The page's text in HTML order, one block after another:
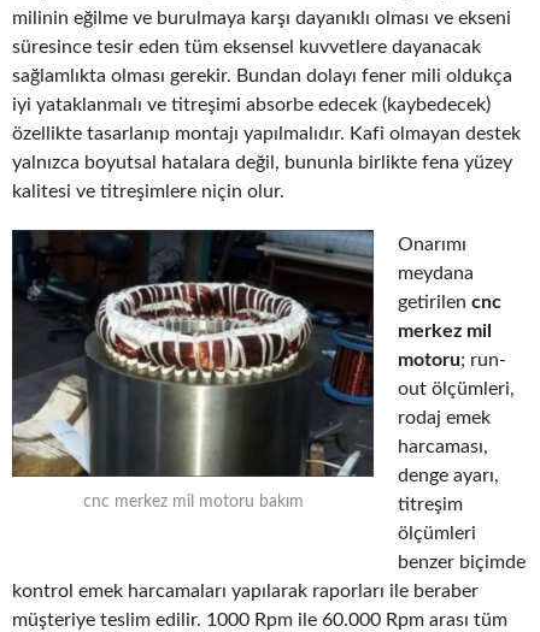
milinin eğilme ve burulmaya karşı dayanıklı olması ve ekseni
süresince tesir eden tüm eksensel kuvvetlere dayanacak
sağlamlıkta olması gerekir. Bundan dolayı fener mili oldukça
iyi yataklanmalı ve titreşimi absorbe edecek (kaybedecek)
özellikte tasarlanıp montajı yapılmalıdır. Kafi olmayan destek
yalnızca boyutsal hatalara değil, bununla birlikte fena yüzey
kalitesi ve titreşimlere niçin olur.
cnc merkez mil motoru bakım
Onarımı
meydana
getirilen cnc
merkez mil
motoru; run-
out ölçümleri,
rodaj emek
harcaması,
denge ayarı,
titreşim
ölçümleri
benzer biçimde
kontrol emek harcamaları yapılarak raporları ile beraber
müşteriye teslim edilir. 1000 Rpm ile 60.000 Rpm arası tüm